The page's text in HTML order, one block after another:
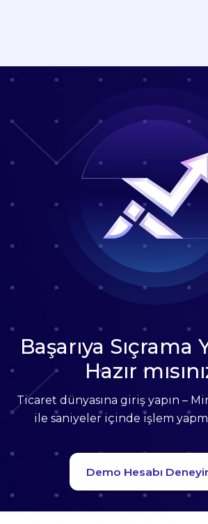
Başarıya Sıçrama
Hazır
Ticaret dünyasına giriş yapın –
ile saniyeler içinde işlem
Demo Hesabı